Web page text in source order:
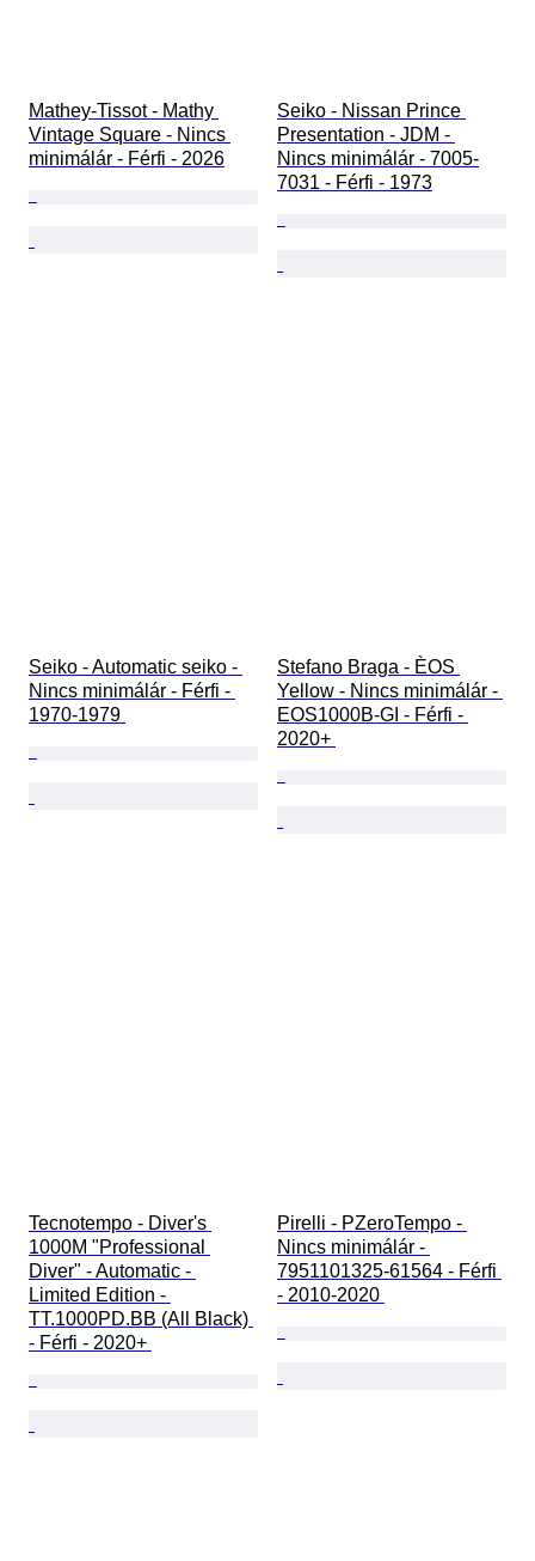
Mathey-Tissot - Mathy
Vintage Square - Nincs
minimálár - Férfi - 2026
Seiko - Nissan Prince
Presentation - JDM -
Nincs minimálár - 7005-
7031 - Férfi - 1973
Seiko - Automatic seiko -
Nincs minimálár - Férfi -
1970-1979
Stefano Braga - ÈOS
Yellow - Nincs minimálár -
EOS1000B-GI - Férfi -
2020+
Tecnotempo - Diver's
1000M "Professional
Diver" - Automatic -
Limited Edition -
TT.1000PD.BB (All Black)
- Férfi - 2020+
Pirelli - PZeroTempo -
Nincs minimálár -
7951101325-61564 - Férfi
- 2010-2020